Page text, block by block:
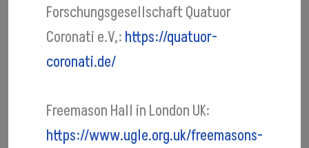
Forschungsgesellschaft Quatuor
Coronati e.V,:https://quatuor-
coronati.de/
Freemason Hall in London UK:
https://www.ugle.org.uk/freemasons-